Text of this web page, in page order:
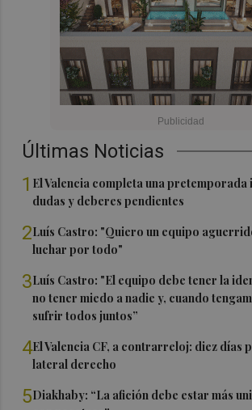
Últimas Noticias
1 El Valencia completa una
dudas y deberes pendientes
2Luís Castro: "Quiero un equipo
luchar por todo"
3Luís Castro: "El equipo debe tener la
no tener miedo a nadie y, cuando
sufrir todos juntos”
4El Valencia CF, a contrarreloj: diez días
lateral derecho
5Diakhaby: “La afición debe estar más